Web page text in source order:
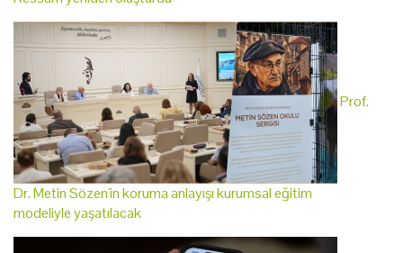
Prof.
Dr. Metin Sözen'in koruma anlayışı kurumsal eğitim
modeliyle yaşatılacak